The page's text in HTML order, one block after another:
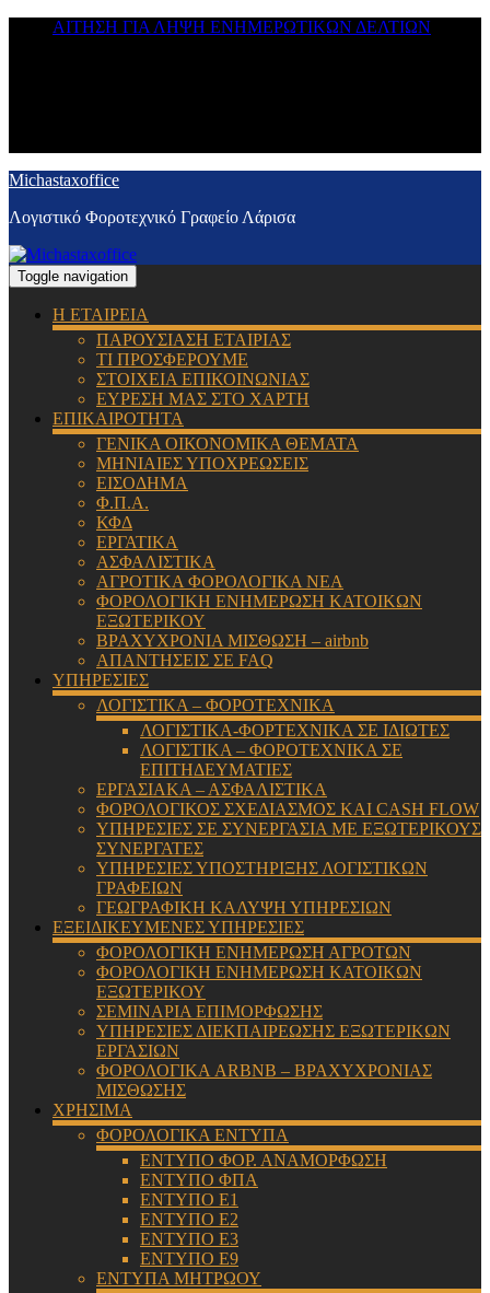
ΑΙΤΗΣΗ ΓΙΑ ΛΗΨΗ ΕΝΗΜΕΡΩΤΙΚΩΝ ΔΕΛΤΙΩΝ
Michastaxoffice
Λογιστικό Φοροτεχνικό Γραφείο Λάρισα
Toggle navigation
Η ΕΤΑΙΡΕΙΑ
ΠΑΡΟΥΣΙΑΣΗ ΕΤΑΙΡΙΑΣ
ΤΙ ΠΡΟΣΦΕΡΟΥΜΕ
ΣΤΟΙΧΕΙΑ ΕΠΙΚΟΙΝΩΝΙΑΣ
ΕΥΡΕΣΗ ΜΑΣ ΣΤΟ ΧΑΡΤΗ
ΕΠΙΚΑΙΡΟΤΗΤΑ
ΓΕΝΙΚΑ ΟΙΚΟΝΟΜΙΚΑ ΘΕΜΑΤΑ
ΜΗΝΙΑΙΕΣ ΥΠΟΧΡΕΩΣΕΙΣ
ΕΙΣΟΔΗΜΑ
Φ.Π.Α.
ΚΦΔ
ΕΡΓΑΤΙΚΑ
ΑΣΦΑΛΙΣΤΙΚΑ
ΑΓΡΟΤΙΚΑ ΦΟΡΟΛΟΓΙΚΑ ΝΕΑ
ΦΟΡΟΛΟΓΙΚΗ ΕΝΗΜΕΡΩΣΗ ΚΑΤΟΙΚΩΝ
ΕΞΩΤΕΡΙΚΟΥ
ΒΡΑΧΥΧΡΟΝΙΑ ΜΙΣΘΩΣΗ – airbnb
ΑΠΑΝΤΗΣΕΙΣ ΣΕ FAQ
ΥΠΗΡΕΣΙΕΣ
ΛΟΓΙΣΤΙΚΑ – ΦΟΡΟΤΕΧΝΙΚΑ
ΛΟΓΙΣΤΙΚΑ-ΦΟΡΤΕΧΝΙΚΑ ΣΕ ΙΔΙΩΤΕΣ
ΛΟΓΙΣΤΙΚΑ – ΦΟΡΟΤΕΧΝΙΚΑ ΣΕ
ΕΠΙΤΗΔΕΥΜΑΤΙΕΣ
ΕΡΓΑΣΙΑΚΑ – ΑΣΦΑΛΙΣΤΙΚΑ
ΦΟΡΟΛΟΓΙΚΟΣ ΣΧΕΔΙΑΣΜΟΣ ΚΑΙ CASH FLOW
ΥΠΗΡΕΣΙΕΣ ΣΕ ΣΥΝΕΡΓΑΣΙΑ ΜΕ ΕΞΩΤΕΡΙΚΟΥΣ
ΣΥΝΕΡΓΑΤΕΣ
ΥΠΗΡΕΣΙΕΣ ΥΠΟΣΤΗΡΙΞΗΣ ΛΟΓΙΣΤΙΚΩΝ
ΓΡΑΦΕΙΩΝ
ΓΕΩΓΡΑΦΙΚΗ ΚΑΛΥΨΗ ΥΠΗΡΕΣΙΩΝ
ΕΞΕΙΔΙΚΕΥΜΕΝΕΣ ΥΠΗΡΕΣΙΕΣ
ΦΟΡΟΛΟΓΙΚΗ ΕΝΗΜΕΡΩΣΗ ΑΓΡΟΤΩΝ
ΦΟΡΟΛΟΓΙΚΗ ΕΝΗΜΕΡΩΣΗ ΚΑΤΟΙΚΩΝ
ΕΞΩΤΕΡΙΚΟΥ
ΣΕΜΙΝΑΡΙΑ ΕΠΙΜΟΡΦΩΣΗΣ
ΥΠΗΡΕΣΙΕΣ ΔΙΕΚΠΑΙΡΕΩΣΗΣ ΕΞΩΤΕΡΙΚΩΝ
ΕΡΓΑΣΙΩΝ
ΦΟΡΟΛΟΓΙΚΑ ARBNB – ΒΡΑΧΥΧΡΟΝΙΑΣ
ΜΙΣΘΩΣΗΣ
ΧΡΗΣΙΜΑ
ΦΟΡΟΛΟΓΙΚΑ ΕΝΤΥΠΑ
ΕΝΤΥΠΟ ΦΟΡ. ΑΝΑΜΟΡΦΩΣΗ
ΕΝΤΥΠΟ ΦΠΑ
ΕΝΤΥΠΟ Ε1
ΕΝΤΥΠΟ Ε2
ΕΝΤΥΠΟ Ε3
ΕΝΤΥΠΟ Ε9
ΕΝΤΥΠΑ ΜΗΤΡΩΟΥ